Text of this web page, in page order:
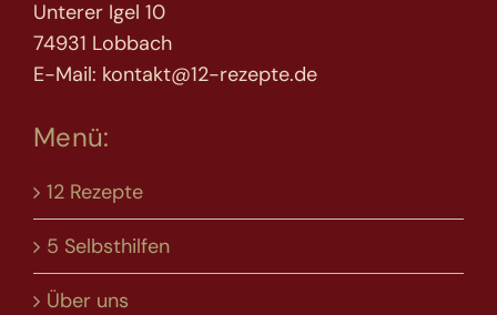
Unterer Igel 10
74931 Lobbach
E-Mail: kontakt@12-rezepte.de
Menü:
12 Rezepte
5 Selbsthilfen
Über uns